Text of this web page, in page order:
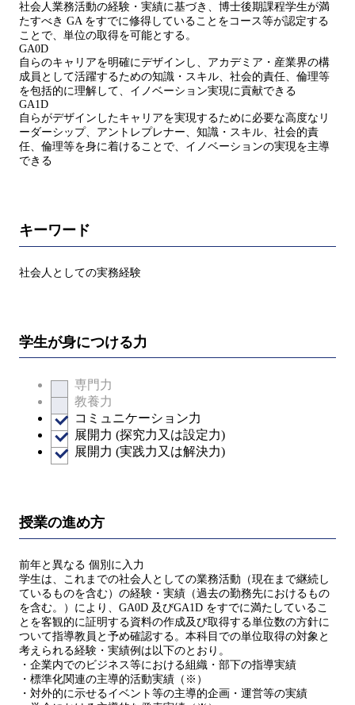
社会人業務活動の経験・実績に基づき、博士後期課程学生が満
たすべき GA をすでに修得していることをコース等が認定する
ことで、単位の取得を可能とする。
GA0D
自らのキャリアを明確にデザインし、アカデミア・産業界の構
成員として活躍するための知識・スキル、社会的責任、倫理等
を包括的に理解して、イノベーション実現に貢献できる
GA1D
自らがデザインしたキャリアを実現するために必要な高度なリ
ーダーシップ、アントレプレナー、知識・スキル、社会的責
任、倫理等を身に着けることで、イノベーションの実現を主導
できる
キーワード
社会人としての実務経験
学生が身につける力
専門力
教養力
コミュニケーション力
展開力 (探究力又は設定力)
展開力 (実践力又は解決力)
授業の進め方
前年と異なる 個別に入力
学生は、これまでの社会人としての業務活動（現在まで継続し
ているものを含む）の経験・実績（過去の勤務先におけるもの
を含む。）により、GA0D 及びGA1D をすでに満たしているこ
とを客観的に証明する資料の作成及び取得する単位数の方針に
ついて指導教員と予め確認する。本科目での単位取得の対象と
考えられる経験・実績例は以下のとおり。
・企業内でのビジネス等における組織・部下の指導実績
・標準化関連の主導的活動実績（※）
・対外的に示せるイベント等の主導的企画・運営等の実績